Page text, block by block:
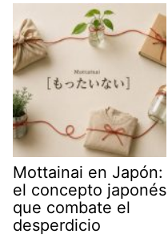
Mottainai en Japón:
el concepto japonés
que combate el
desperdicio